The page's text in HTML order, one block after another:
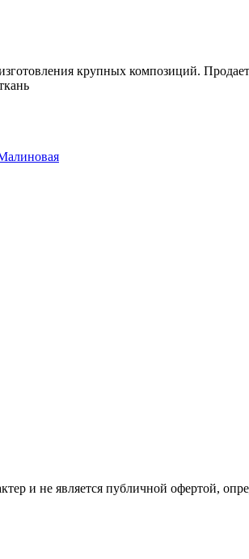
крупных композиций.
и не является публичной офертой,